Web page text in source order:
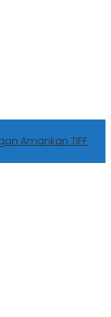
Amankan TIFF